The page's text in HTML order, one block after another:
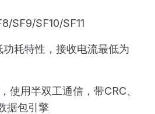
SF9/SF10/SF11
耗特性，接收电流最低为
使用半双工通信，带CRC、
据包引擎